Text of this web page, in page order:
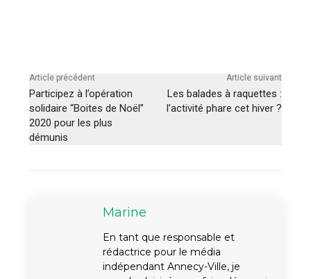
Article précédent
Participez à l’opération
solidaire “Boites de Noël”
2020 pour les plus
démunis
Article suivant
Les balades à raquettes :
l’activité phare cet hiver ?
Marine
En tant que responsable et
rédactrice pour le média
indépendant Annecy-Ville, je